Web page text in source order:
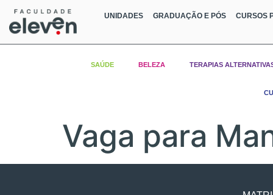
UNIDADES GRADUAÇÃO E PÓS CURSOS
SAÚDE BELEZA TERAPIAS
Vaga para